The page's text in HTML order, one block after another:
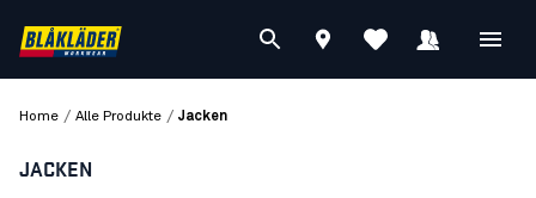
Home / Alle Produkte / Jacken
JACKEN